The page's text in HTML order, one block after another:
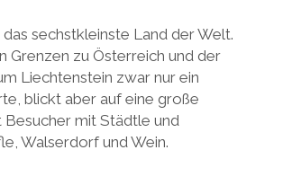
sechstkleinste Land der Welt.
Grenzen zu Österreich und der
Liechtenstein zwar nur ein
blickt aber auf eine große
Besucher mit Städtle und
Walserdorf und Wein.